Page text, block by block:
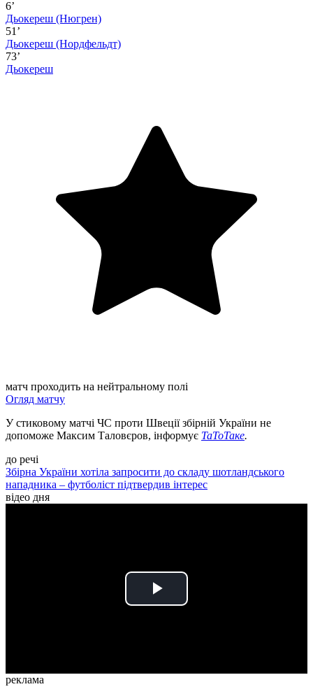
6’
Дьокереш (Нюгрен)
51’
Дьокереш (Нордфельдт)
73’
Дьокереш
матч проходить на нейтральному полі
Огляд матчу
У стиковому матчі ЧС проти Швеції збірній України не
допоможе Максим Таловєров, інформує ТаТоТаке.
до речі
Збірна України хотіла запросити до складу шотландського
нападника – футболіст підтвердив інтерес
відео дня
Play
реклама